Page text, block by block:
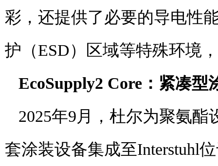
彩，还提供了必要的导电性
护（ESD）区域等特殊环境
EcoSupply2 Core ：紧凑型
2025年9月，杜尔为聚氨酯
套涂装设备集成至Interstuhl